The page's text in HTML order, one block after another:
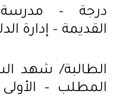
درجة – مدرسة
القديمة – إدارة
الطالبة/ شهد